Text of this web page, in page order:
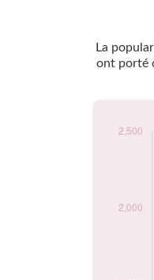
La
ont porté
2009
25
2010
2014